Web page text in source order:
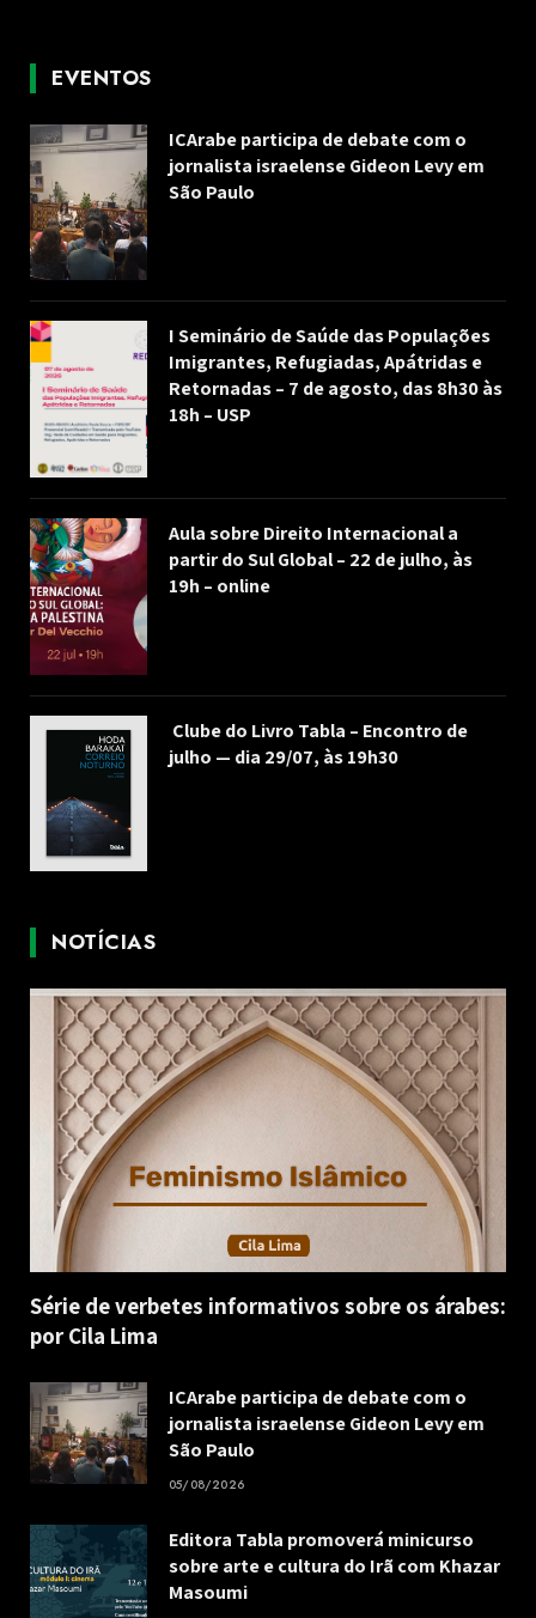
EVENTOS
ICArabe participa de debate com o
jornalista israelense Gideon Levy em
São Paulo
I Seminário de Saúde das Populações
Imigrantes, Refugiadas, Apátridas e
Retornadas – 7 de agosto, das 8h30 às
18h – USP
Aula sobre Direito Internacional a
partir do Sul Global – 22 de julho, às
19h – online
Clube do Livro Tabla – Encontro de
julho — dia 29/07, às 19h30
NOTÍCIAS
Série de verbetes informativos sobre os árabes:
por Cila Lima
ICArabe participa de debate com o
jornalista israelense Gideon Levy em
São Paulo
05/08/2026
Editora Tabla promoverá minicurso
sobre arte e cultura do Irã com Khazar
Masoumi